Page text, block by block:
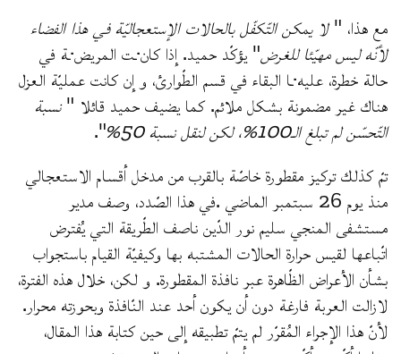
مع هذا، "لا يمكن التّكفّل بالحالات الإستعجاليّة في هذا الفضاء
لأنّه ليس مهيّئا للغرض" يؤكّد حميد. إذا كان·ـت المريض·ـة في
حالة خطرة، عليه·ـا البقاء في قسم الطّوارئ، و إن كانت عمليّة العزل
هناك غير مضمونة بشكل ملائم. كما يضيف حميد قائلا "نسبة
التّحسّن لم تبلغ الـ100%، لكن لنقل نسبة 50%
".
تمّ كذلك تركيز مقطورة خاصّة بالقرب من مدخل أقسام الاستعجالي
منذ يوم 26 سبتمبر الماضي .في هذا الصّدد، وصف مدير
مستشفى المنجي سليم نور الدّين ناصف الطّريقة التي يُفترض
اتّباعها لقيس حرارة الحالات المشتبه بها وكيفيّة القيام باستجواب
بشأن الأعراض الظّاهرة عبر نافذة المقطورة. و لكن، خلال هذه الفترة،
لازالت العربة فارغة دون أن يكون أحد عند النّافذة وبحوزته محرار.
لأنّ هذا الإجراء المُقرّر لم يتمّ تطبيقه إلى حين كتابة هذا المقال،